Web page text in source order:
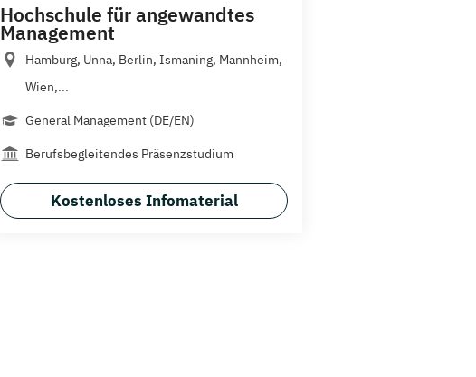
Hochschule für angewandtes
Management
Hamburg, Unna, Berlin, Ismaning, Mannheim,
Wien,...
General Management (DE/EN)
Berufsbegleitendes Präsenzstudium
Kostenloses Infomaterial